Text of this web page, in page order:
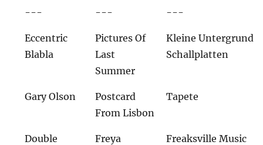
--- --- ---
Eccentric
Blabla
Pictures Of
Last
Summer
Kleine Untergrund
Schallplatten
Gary Olson
Postcard
From Lisbon
Tapete
Double
Freya Freaksville Music